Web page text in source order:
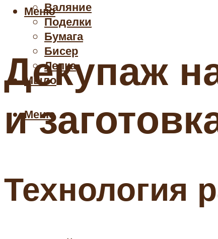
Валяние
Поделки
Бумага
Бисер
Лепка
Мыло
Меню
Меню
Декупаж
и
Технология